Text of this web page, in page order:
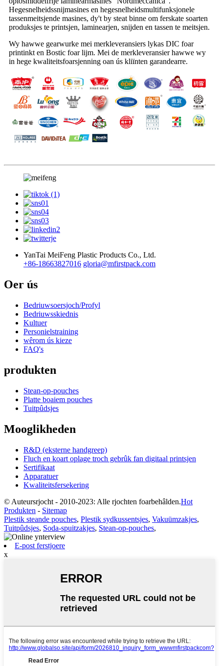
Hegesnelheidssnijmasines en hegesnelheidsmultifunksjonele
tassenmeitsjende masines, dy't by steat binne om ferskate soarten
produksjes te printsjen, laminearjen, snijden en tassen te meitsjen.
Wy hawwe gearwurke mei merkleveransiers lykas DIC foar
printinkt en Bostic foar lijm. Mei de merkleveransier hawwe wy
in hege kwaliteitsfoarsjenning oan ús kliïnten garandearre.
YanTai MeiFeng Plastic Products Co., Ltd.
+86-18663827016 gloria@mfirstpack.com
Oer ús
Bedriuwsoersjoch/Profyl
Bedriuwsskiednis
Kultuer
Personielstraining
wêrom ús kieze
FAQ's
produkten
Stean-op-pouches
Platte boaiem pouches
Tuitpûdsjes
Mooglikheden
R&D (eksterne handgreep)
Fluch en koart oplage troch gebrûk fan digitaal printsjen
Sertifikaat
Apparatuer
Kwaliteitsfersekering
© Auteursrjocht - 2010-2023: Alle rjochten foarbehâlden.Hot
Produkten - Sitemap
Plestik steande pouches, Plestik sydkussentsjes, Vakuümzakjes,
Tuitpûdsjes, Soda-spuitzakjes, Stean-op-pouches,
E-post ferstjoere
x